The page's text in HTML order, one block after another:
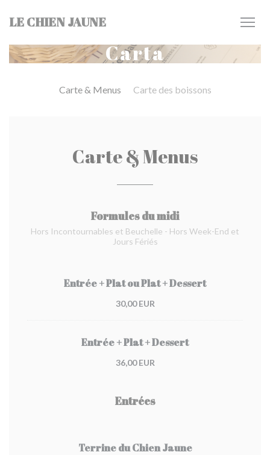
LE CHIEN JAUNE
Carta
Carte & Menus Carte des boissons
Carte & Menus
Formules du midi
Hors Incontournables et Beuchelle - Hors Week-End et
Jours Fériés
Entrée + Plat ou Plat + Dessert
30,00 EUR
Entrée + Plat + Dessert
36,00 EUR
Entrées
Terrine du Chien Jaune